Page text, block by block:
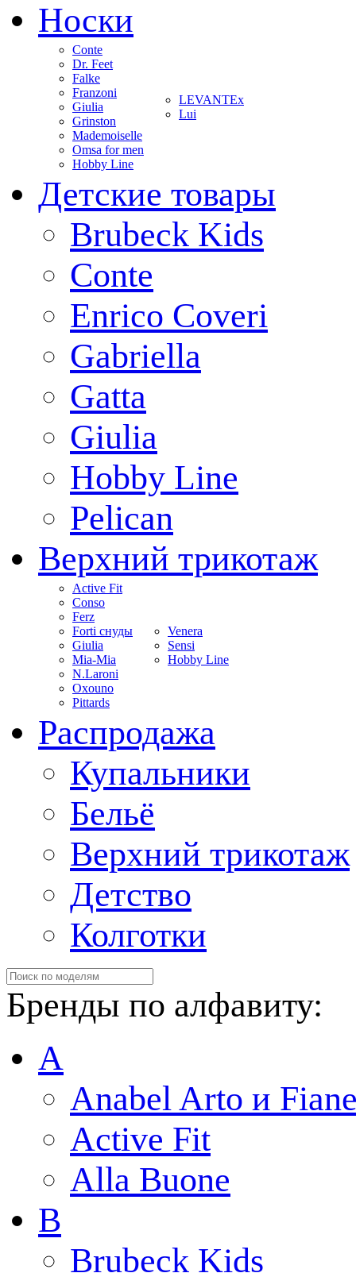
Носки
Conte
Dr. Feet
Falke
Franzoni
Giulia
Grinston
Mademoiselle
Omsa for men
Hobby Line
LEVANTEx
Lui
Детские товары
Brubeck Kids
Conte
Enrico Coveri
Gabriella
Gatta
Giulia
Hobby Line
Pelican
Верхний трикотаж
Active Fit
Conso
Ferz
Forti снуды
Giulia
Mia-Mia
N.Laroni
Oxouno
Pittards
Venera
Sensi
Hobby Line
Распродажа
Купальники
Бельё
Верхний трикотаж
Детство
Колготки
Бренды по алфавиту:
A
Anabel Arto и
Active Fit
Alla Buone
B
Brubeck Kids